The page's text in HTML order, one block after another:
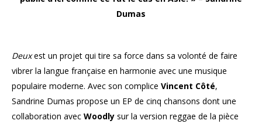
Dumas
Deuxest un projet qui tire sa force dans sa volonté de faire
vibrer la langue française en harmonie avec une musique
populaire moderne. Avec son complice Vincent Côté,
Sandrine Dumas propose un EP de cinq chansons dont une
collaboration avec Woodly sur la version reggae de la pièce